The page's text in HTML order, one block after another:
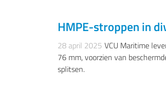
BINNEN- DUW EN SLEEPVAART,
ZEEVAART, VISSERIJ
HMPE-stroppen in
28 april 2025 VCU Maritime
76 mm, voorzien van
splitsen.